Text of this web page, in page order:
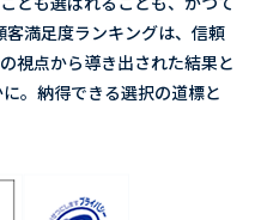
客満足度ランキングは、信頼
視点から導き出された結果と
。納得できる選択の道標と